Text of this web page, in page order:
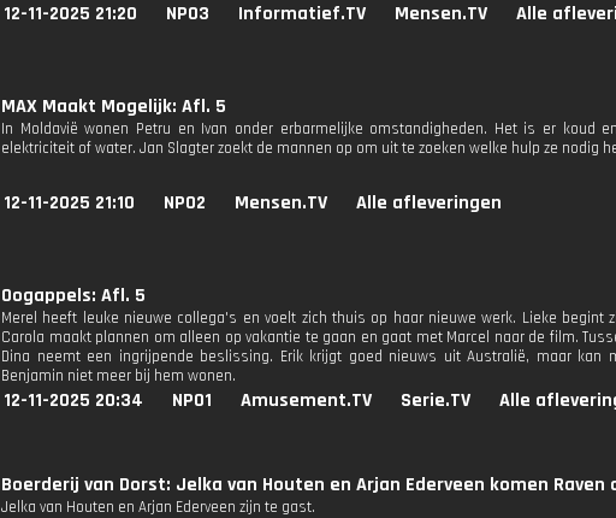
12-11-2025 21:20 NPO3 Informatief.TV Mensen.TV Alle
MAX Maakt Mogelijk: Afl. 5
In Moldavië wonen Petru en Ivan onder erbarmelijke omstandigheden. Het is er koud
elektriciteit of water. Jan Slagter zoekt de mannen op om uit te zoeken welke hulp ze nodig
12-11-2025 21:10 NPO2 Mensen.TV Alle afleveringen
Oogappels: Afl. 5
Merel heeft leuke nieuwe collega's en voelt zich thuis op haar nieuwe werk. Lieke begint
Carola maakt plannen om alleen op vakantie te gaan en gaat met Marcel naar de film.
Dina neemt een ingrijpende beslissing. Erik krijgt goed nieuws uit Australië, maar kan
Benjamin niet meer bij hem wonen.
12-11-2025 20:34 NPO1 Amusement.TV Serie.TV Alle
Boerderij van Dorst: Jelka van Houten en Arjan Ederveen komen
Jelka van Houten en Arjan Ederveen zijn te gast.